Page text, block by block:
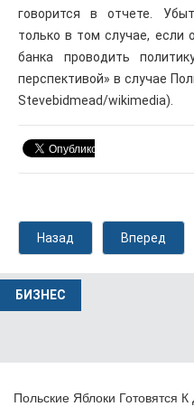
говорится в отчете.
только в том случае, если
банка проводить
перспективой» в случае
Stevebidmead/wikimedia).
Назад Вперед
БИЗНЕС
Польские Яблоки